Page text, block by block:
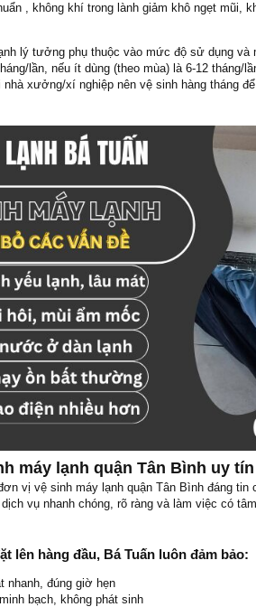
, không khí trong lành giảm khô ngẹt mũi,
lý tưởng phụ thuộc vào mức độ sử dụng
lần, nếu ít dùng (theo mùa) là 6-12 tháng/
nhà xưởng/xí nghiệp nên vệ sinh hàng tháng
máy lạnh quận Tân Bình uy
vị vệ sinh máy lạnh quận Tân Bình đáng tin
vụ nhanh chóng, rõ ràng và làm việc có
lên hàng đầu, Bá Tuấn luôn đảm bảo:
nhanh, đúng giờ hẹn
bạch, không phát sinh